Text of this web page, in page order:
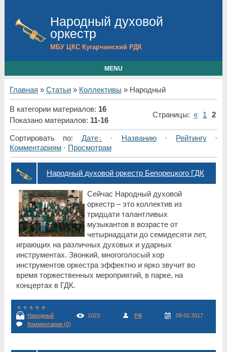
Народный духовой
оркестр
МБУ ЦКС Кугарчинский РДК
MENU
Главная » Статьи» Коллективы » Народный
В категории материалов: 16
Показано материалов: 11-16
Страницы: « 1 2
Сортировать по: Дате · Названию· Рейтингу·
Комментариям· Просмотрам
Народный духовой оркестр Белорецкого ГДК
Сейчас Народный духовой
оркестр – это коллектив из
тридцати талантливых
музыкантов в возрасте от
четырнадцати до семидесяти лет,
играющих на различных духовых и ударных
инструментах. Звонкий, многоголосый хор
инструментов оркестра эффектно и ярко звучит во
время торжественных мероприятий, в парке, на
концертах в ГДК.
Народный 1023 РФ
09.02.2017
Комментарии (0)